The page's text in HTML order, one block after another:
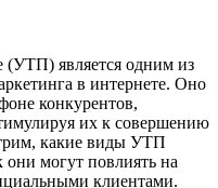
(УТП) является одним из
в интернете. Оно
конкурентов,
их к совершению
какие виды УТП
они могут повлиять на
клиентами.